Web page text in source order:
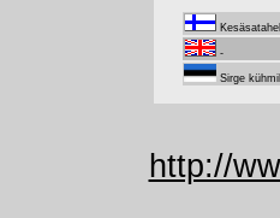
-
Sirge
http://